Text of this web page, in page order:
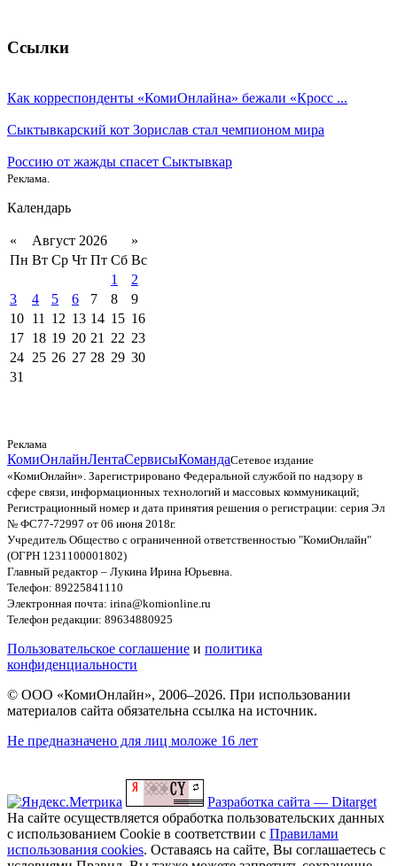
Ссылки
Как корреспонденты «КомиОнлайна» бежали «Кросс ...
Сыктывкарский кот Зорислав стал чемпионом мира
Россию от жажды спасет Сыктывкар
Реклама.
Календарь
« Август 2026
»
Пн Вт Ср Чт Пт Сб Вс
1
2
3
4 5 6 7 8
9
10 11 12 13 14 15 16
17 18 19 20 21 22 23
24 25 26 27 28 29 30
31
Реклама
КомиОнлайнЛентаСервисыКомандаСетевое издание
«КомиОнлайн». Зарегистрировано Федеральной службой по надзору в
сфере связи, информационных технологий и массовых коммуникаций;
Регистрационный номер и дата принятия решения о регистрации: серия Эл
№ ФС77-72997 от 06 июня 2018г.
Учредитель Общество с ограниченной ответственностью "КомиОнлайн"
(ОГРН 1231100001802)
Главный редактор – Лукина Ирина Юрьевна.
Телефон: 89225841110
Электронная почта: irina@komionline.ru
Телефон редакции: 89634880925
Пользовательское соглашение и политика
конфиденциальности
© ООО «КомиОнлайн», 2006–2026. При использовании
материалов сайта обязательна ссылка на источник.
Не предназначено для лиц моложе 16 лет
Разработка сайта — Ditarget
На сайте осуществляется обработка пользовательских данных
с использованием Cookie в соответствии с Правилами
использования cookies. Оставаясь на сайте, Вы соглашаетесь с